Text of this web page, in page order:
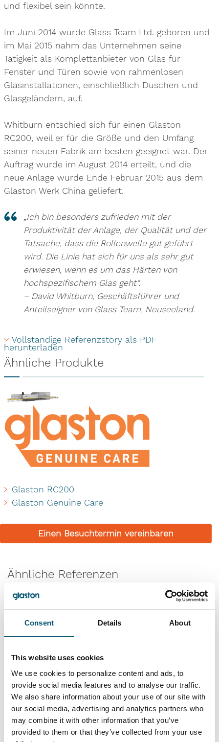
Consent Details About
This website uses cookies
We use cookies to personalize content and ads, to
provide social media features and to analyse our traffic.
We also share information about your use of our site with
our social media, advertising and analytics partners who
may combine it with other information that you’ve
provided to them or that they’ve collected from your use
und flexibel sein könnte.
Im Juni 2014 wurde Glass Team Ltd. geboren und
im Mai 2015 nahm das Unternehmen seine
Tätigkeit als Komplettanbieter von Glas für
Fenster und Türen sowie von rahmenlosen
Glasinstallationen, einschließlich Duschen und
Glasgeländern, auf.
Whitburn entschied sich für einen Glaston
RC200, weil er für die Größe und den Umfang
seiner neuen Fabrik am besten geeignet war. Der
Auftrag wurde im August 2014 erteilt, und die
neue Anlage wurde Ende Februar 2015 aus dem
Glaston Werk China geliefert.
„Ich bin besonders zufrieden mit der
Produktivität der Anlage, der Qualität und der
Tatsache, dass die Rollenwelle gut geführt
wird. Die Linie hat sich für uns als sehr gut
erwiesen, wenn es um das Härten von
hochspezifischem Glas geht“.
– David Whitburn, Geschäftsführer und
Anteilseigner von Glass Team, Neuseeland.
Vollständige Referenzstory als PDF
herunterladen
Ähnliche Produkte
Glaston RC200
Glaston Genuine Care
Einen Besuchtermin vereinbaren
Ähnliche Referenzen
Lasiluoto, Finland
#automation #autopilot #FC Series #flat glass
tempering #glass tempering process #safety glass
#tempered glass